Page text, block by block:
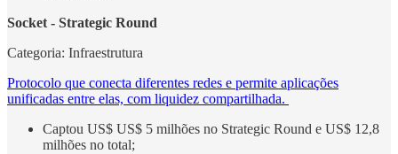
Socket - Strategic Round
Categoria: Infraestrutura
Protocolo que conecta diferentes redes e permite aplicações
unificadas entre elas, com liquidez compartilhada.
Captou US$ US$ 5 milhões no Strategic Round e US$ 12,8
milhões no total;